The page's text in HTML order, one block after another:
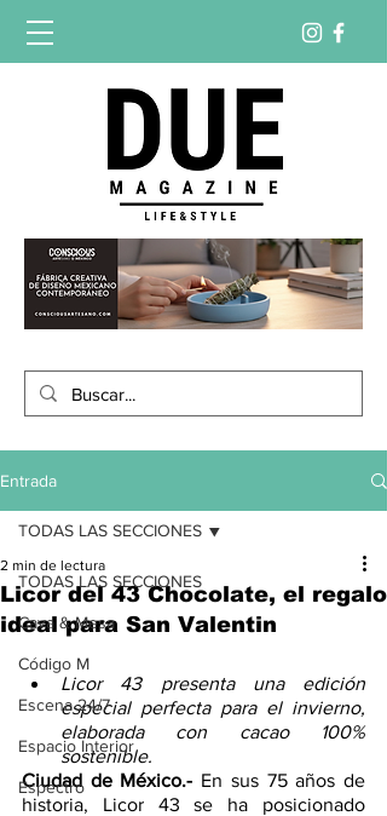
Entrada
TODAS LAS SECCIONES
Cava & Mesa
Código M
Escena 24/7
Espacio Interior
Espectro
TODAS LAS SECCIONES
Licor del 43 Chocolate, el regalo
ideal para San Valentin
2 min de lectura
Licor 43 presenta una edición
especial perfecta para el invierno,
elaborada con cacao 100%
sostenible.
Ciudad de México.- En sus 75 años de
historia, Licor 43 se ha posicionado